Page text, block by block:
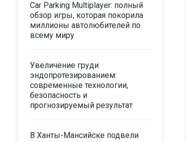
Car Parking Multiplayer: полный
обзор игры, которая покорила
миллионы автолюбителей по
всему миру
Увеличение груди
эндопротезированием:
современные технологии,
безопасность и
прогнозируемый результат
В Ханты-Мансийске подвели